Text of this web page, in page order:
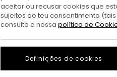
aceitar ou recusar cookies que
sujeitos ao teu consentimento
consulta a nossa política de
Definições de cookies